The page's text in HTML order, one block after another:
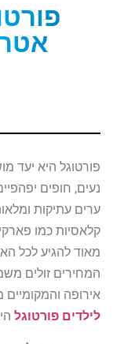
פורטוגל היא יעד
נעים, חופים
ערים עתיקות
קלאסיות כמו
מאוד להגיע לכל
המחירים זולים
אירופה והמקומיים
לילדים פורטוגל